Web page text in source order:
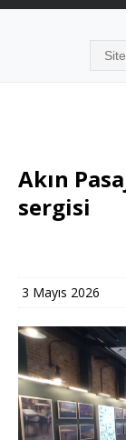
Akın
sergisi
3 Mayıs 2026